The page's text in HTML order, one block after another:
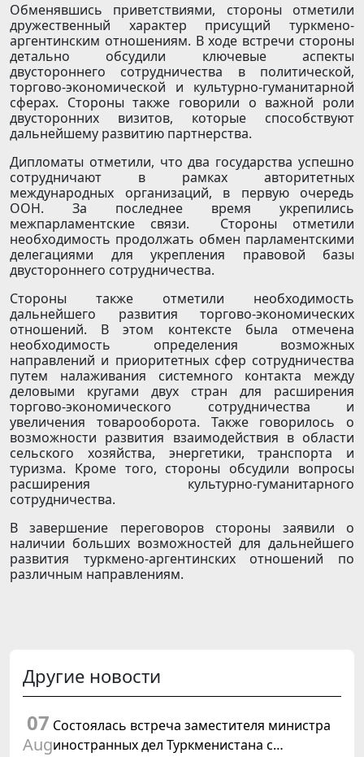
Обменявшись приветствиями, стороны отметили
дружественный характер присущий туркмено-
аргентинским отношениям. В ходе встречи стороны
детально обсудили ключевые аспекты
двустороннего сотрудничества в политической,
торгово-экономической и культурно-гуманитарной
сферах. Стороны также говорили о важной роли
двусторонних визитов, которые способствуют
дальнейшему развитию партнерства.
Дипломаты отметили, что два государства успешно
сотрудничают в рамках авторитетных
международных организаций, в первую очередь
ООН. За последнее время укрепились
межпарламентские связи. Стороны отметили
необходимость продолжать обмен парламентскими
делегациями для укрепления правовой базы
двустороннего сотрудничества.
Стороны также отметили необходимость
дальнейшего развития торгово-экономических
отношений. В этом контексте была отмечена
необходимость определения возможных
направлений и приоритетных сфер сотрудничества
путем налаживания системного контакта между
деловыми кругами двух стран для расширения
торгово-экономического сотрудничества и
увеличения товарооборота. Также говорилось о
возможности развития взаимодействия в области
сельского хозяйства, энергетики, транспорта и
туризма. Кроме того, стороны обсудили вопросы
расширения культурно-гуманитарного
сотрудничества.
В завершение переговоров стороны заявили о
наличии больших возможностей для дальнейшего
развития туркмено-аргентинских отношений по
различным направлениям.
Другие новости
07
Aug
Состоялась встреча заместителя министра
иностранных дел Туркменистана с